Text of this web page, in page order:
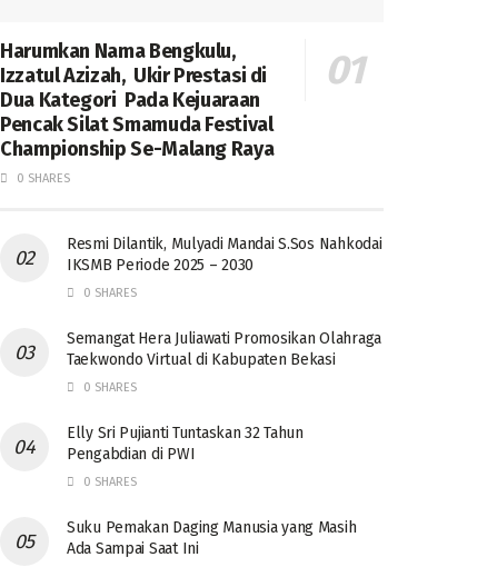
Harumkan Nama Bengkulu,
Izzatul Azizah, Ukir Prestasi di
Dua Kategori Pada Kejuaraan
Pencak Silat Smamuda Festival
Championship Se-Malang Raya
0 SHARES
Resmi Dilantik, Mulyadi Mandai S.Sos Nahkodai
IKSMB Periode 2025 – 2030
0 SHARES
Semangat Hera Juliawati Promosikan Olahraga
Taekwondo Virtual di Kabupaten Bekasi
0 SHARES
Elly Sri Pujianti Tuntaskan 32 Tahun
Pengabdian di PWI
0 SHARES
‎Suku Pemakan Daging Manusia yang Masih
Ada Sampai Saat Ini